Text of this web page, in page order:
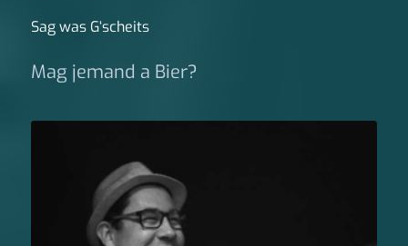
Sag was G‘scheits
Mag jemand a Bier?